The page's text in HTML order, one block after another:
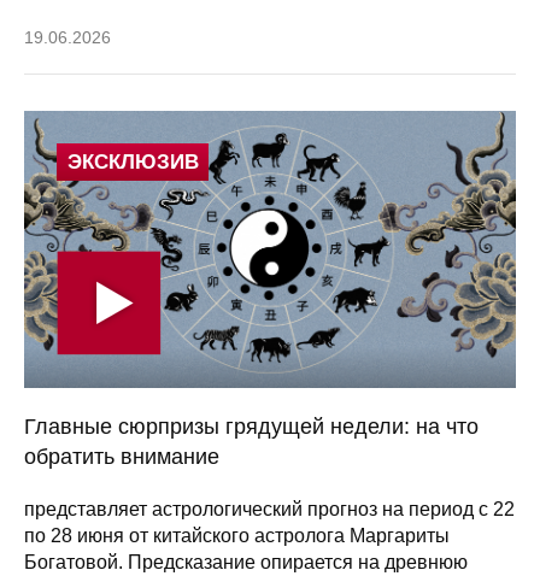
19.06.2026
Главные сюрпризы грядущей недели: на что
обратить внимание
представляет астрологический прогноз на период с 22
по 28 июня от китайского астролога Маргариты
Богатовой. Предсказание опирается на древнюю